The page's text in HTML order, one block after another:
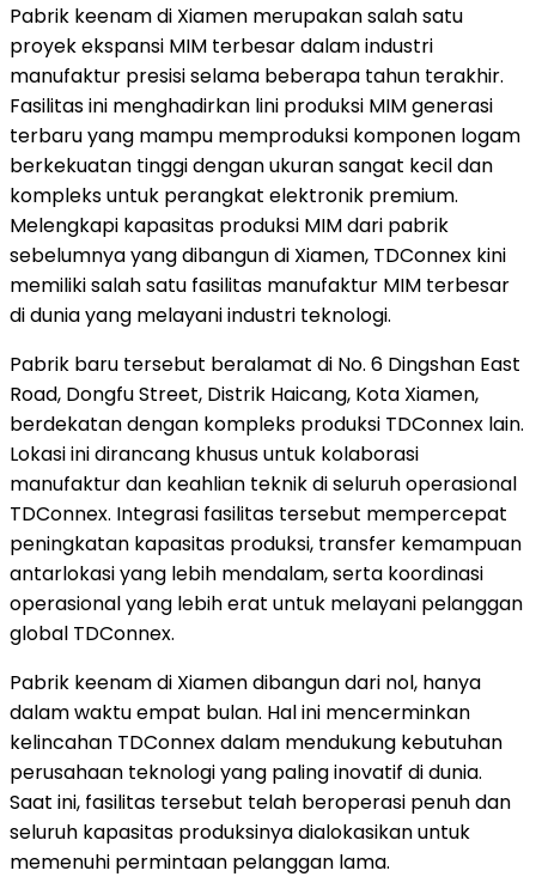
Pabrik keenam di Xiamen merupakan salah satu
proyek ekspansi MIM terbesar dalam industri
manufaktur presisi selama beberapa tahun terakhir.
Fasilitas ini menghadirkan lini produksi MIM generasi
terbaru yang mampu memproduksi komponen logam
berkekuatan tinggi dengan ukuran sangat kecil dan
kompleks untuk perangkat elektronik premium.
Melengkapi kapasitas produksi MIM dari pabrik
sebelumnya yang dibangun di Xiamen, TDConnex kini
memiliki salah satu fasilitas manufaktur MIM terbesar
di dunia yang melayani industri teknologi.
Pabrik baru tersebut beralamat di No. 6 Dingshan East
Road, Dongfu Street, Distrik Haicang, Kota Xiamen,
berdekatan dengan kompleks produksi TDConnex lain.
Lokasi ini dirancang khusus untuk kolaborasi
manufaktur dan keahlian teknik di seluruh operasional
TDConnex. Integrasi fasilitas tersebut mempercepat
peningkatan kapasitas produksi, transfer kemampuan
antarlokasi yang lebih mendalam, serta koordinasi
operasional yang lebih erat untuk melayani pelanggan
global TDConnex.
Pabrik keenam di Xiamen dibangun dari nol, hanya
dalam waktu empat bulan. Hal ini mencerminkan
kelincahan TDConnex dalam mendukung kebutuhan
perusahaan teknologi yang paling inovatif di dunia.
Saat ini, fasilitas tersebut telah beroperasi penuh dan
seluruh kapasitas produksinya dialokasikan untuk
memenuhi permintaan pelanggan lama.